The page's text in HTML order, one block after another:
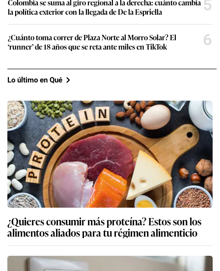
Colombia se suma al giro regional a la derecha: cuánto cambia
la política exterior con la llegada de De la Espriella
5
¿Cuánto toma correr de Plaza Norte al Morro Solar? El
‘runner’ de 18 años que se reta ante miles en TikTok
6
Lo último en Qué
¿Quieres consumir más proteína? Estos son los
alimentos aliados para tu régimen alimenticio